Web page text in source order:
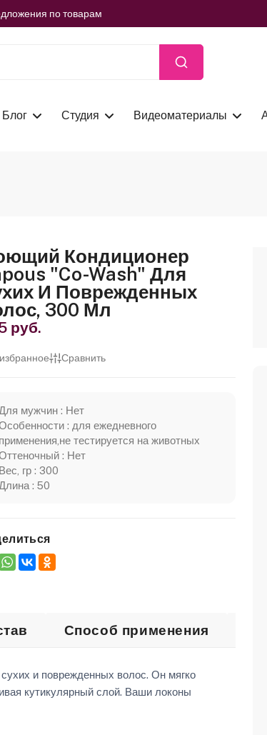
по товарам
Блог Студия Видеоматериалы
Кондиционер
"Co-Wash" Для
И Поврежденных
300 Мл
руб.
Сравнить
Для мужчин : Нет
: для ежедневного
применения,не тестируется на животных
: Нет
Вес, гр : 300
Длина : 50
Способ применения
и поврежденных волос. Он мягко
кутикулярный слой. Ваши локоны